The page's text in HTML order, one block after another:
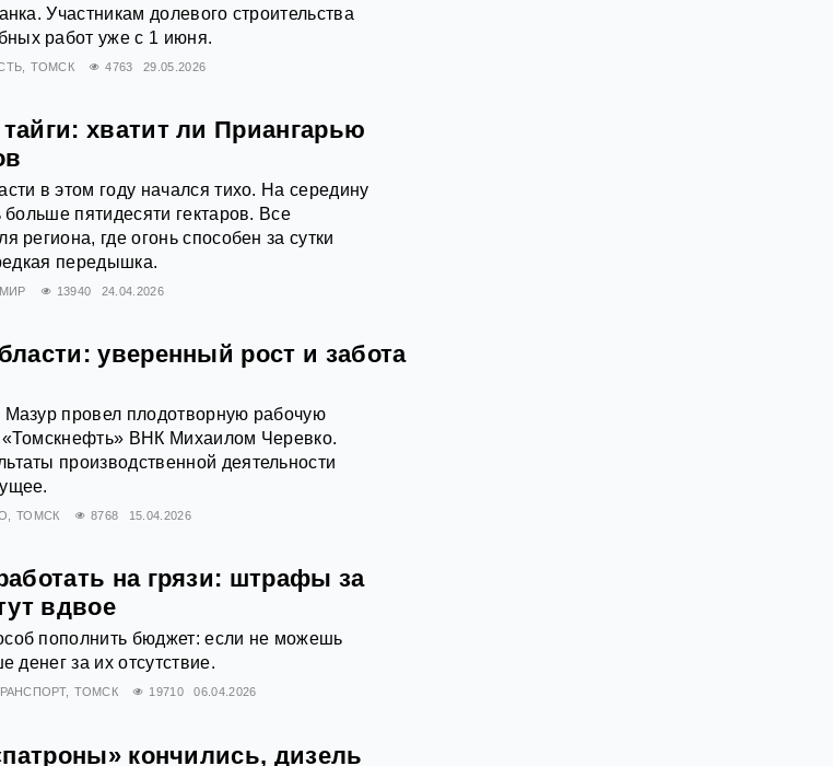
Участникам долевого строительства
работ уже с 1 июня.
ТОМСК 4763 29.05.2026
хватит ли Приангарью
в этом году начался тихо. На середину
пятидесяти гектаров. Все
где огонь способен за сутки
передышка.
МИР 13940 24.04.2026
уверенный рост и забота
провел плодотворную рабочую
ВНК Михаилом Черевко.
производственной деятельности
ТОМСК 8768 15.04.2026
на грязи: штрафы за
вдвое
пополнить бюджет: если не можешь
денег за их отсутствие.
ТОМСК 19710 06.04.2026
кончились, дизель